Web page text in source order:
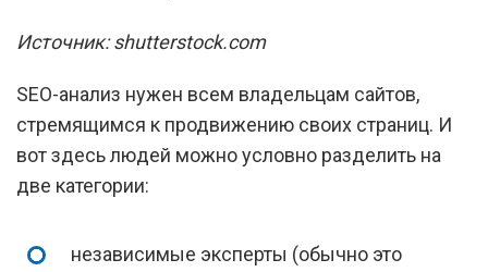
Источник: shutterstock.com
SEO-анализ нужен всем владельцам сайтов,
стремящимся к продвижению своих страниц. И
вот здесь людей можно условно разделить на
две категории:
независимые эксперты (обычно это